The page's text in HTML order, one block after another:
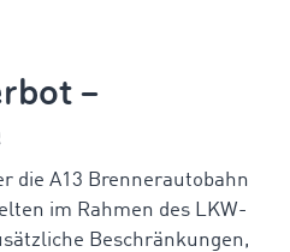
–
die A13 Brennerautobahn
im Rahmen des LKW-
Beschränkungen,